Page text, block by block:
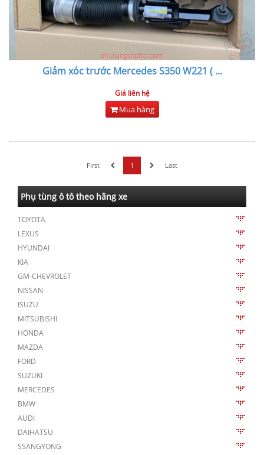
Giảm xóc trước Mercedes S350 W221 (...
Giá liên hệ
Mua hàng
First 1 Last
Phụ tùng ô tô theo hãng xe
TOYOTA
LEXUS
HYUNDAI
KIA
GM-CHEVROLET
NISSAN
ISUZU
MITSUBISHI
HONDA
MAZDA
FORD
SUZUKI
MERCEDES
BMW
AUDI
DAIHATSU
SSANGYONG